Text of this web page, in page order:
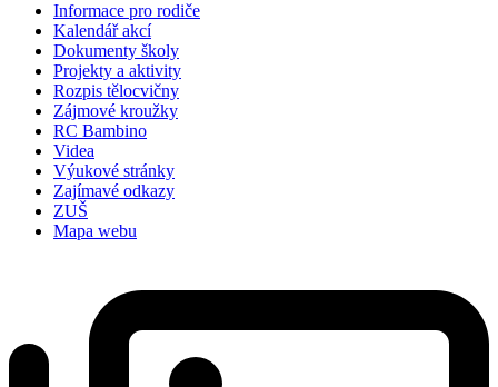
Informace pro rodiče
Kalendář akcí
Dokumenty školy
Projekty a aktivity
Rozpis tělocvičny
Zájmové kroužky
RC Bambino
Videa
Výukové stránky
Zajímavé odkazy
ZUŠ
Mapa webu